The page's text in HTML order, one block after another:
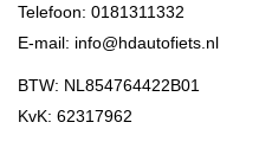
Telefoon: 0181311332
E-mail: info@hdautofiets.nl
BTW: NL854764422B01
KvK: 62317962